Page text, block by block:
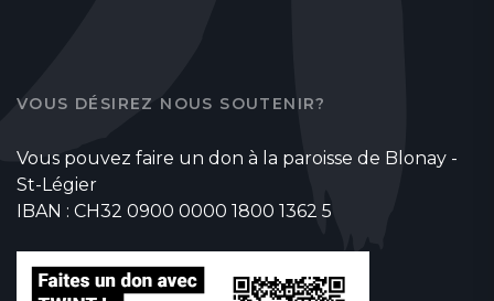
VOUS DÉSIREZ NOUS SOUTENIR?
Vous pouvez faire un don à la paroisse de Blonay -
St-Légier
IBAN : CH32 0900 0000 1800 1362 5